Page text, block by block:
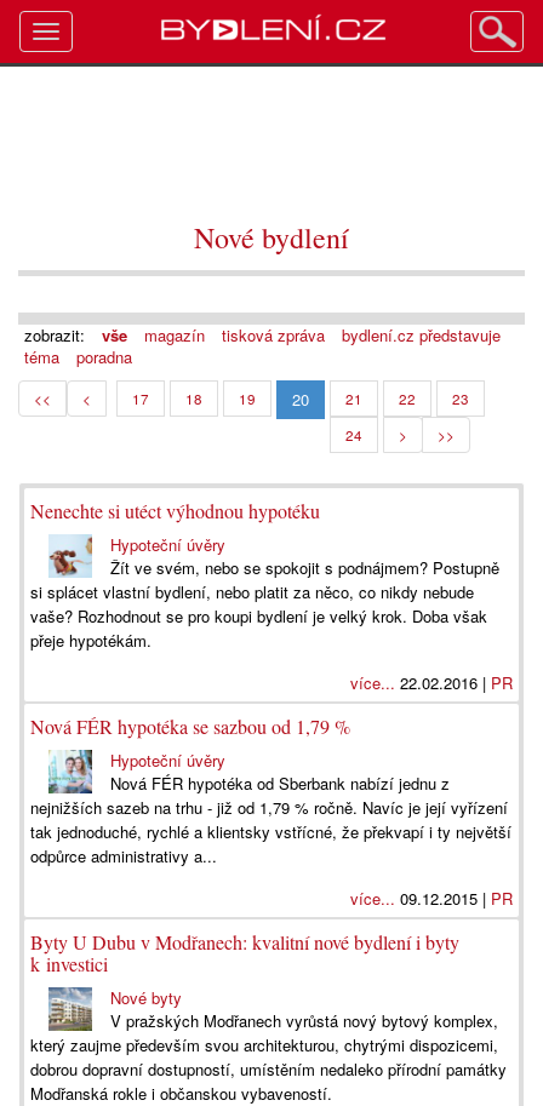
Nové bydlení
zobrazit: vše magazín tisková zpráva
bydlení.cz představuje
téma
poradna
<< < 17 18 19 20 21 22
23
24
> >>
Nenechte si utéct výhodnou hypotéku
Hypoteční úvěry
Žít ve svém, nebo se spokojit s podnájmem? Postupně
si splácet vlastní bydlení, nebo platit za něco, co nikdy nebude
vaše? Rozhodnout se pro koupi bydlení je velký krok. Doba však
přeje hypotékám.
více... 22.02.2016 | PR
Nová FÉR hypotéka se sazbou od 1,79 %
Hypoteční úvěry
Nová FÉR hypotéka od Sberbank nabízí jednu z
nejnižších sazeb na trhu - již od 1,79 % ročně. Navíc je její vyřízení
tak jednoduché, rychlé a klientsky vstřícné, že překvapí i ty největší
odpůrce administrativy a...
více... 09.12.2015 | PR
Byty U Dubu v Modřanech: kvalitní nové bydlení i byty
k investici
Nové byty
V pražských Modřanech vyrůstá nový bytový komplex,
který zaujme především svou architekturou, chytrými dispozicemi,
dobrou dopravní dostupností, umístěním nedaleko přírodní památky
Modřanská rokle i občanskou vybaveností.
Toggle
navigation